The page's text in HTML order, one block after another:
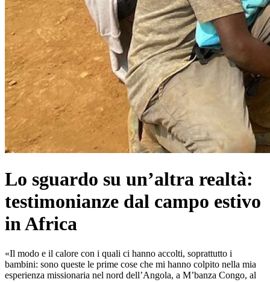
Lo sguardo su un’altra realtà:
testimonianze dal campo estivo
in Africa
«Il modo e il calore con i quali ci hanno accolti, soprattutto i
bambini: sono queste le prime cose che mi hanno colpito nella mia
esperienza missionaria nel nord dell’Angola, a M’banza Congo, al